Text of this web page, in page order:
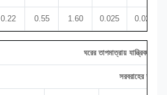
0.22 0.55 1.60 0.025 0.025
ঘরের তাপমাত্রায় যান্ত্রিক বৈশিষ্ট্য
সরবরাহের শর্তের